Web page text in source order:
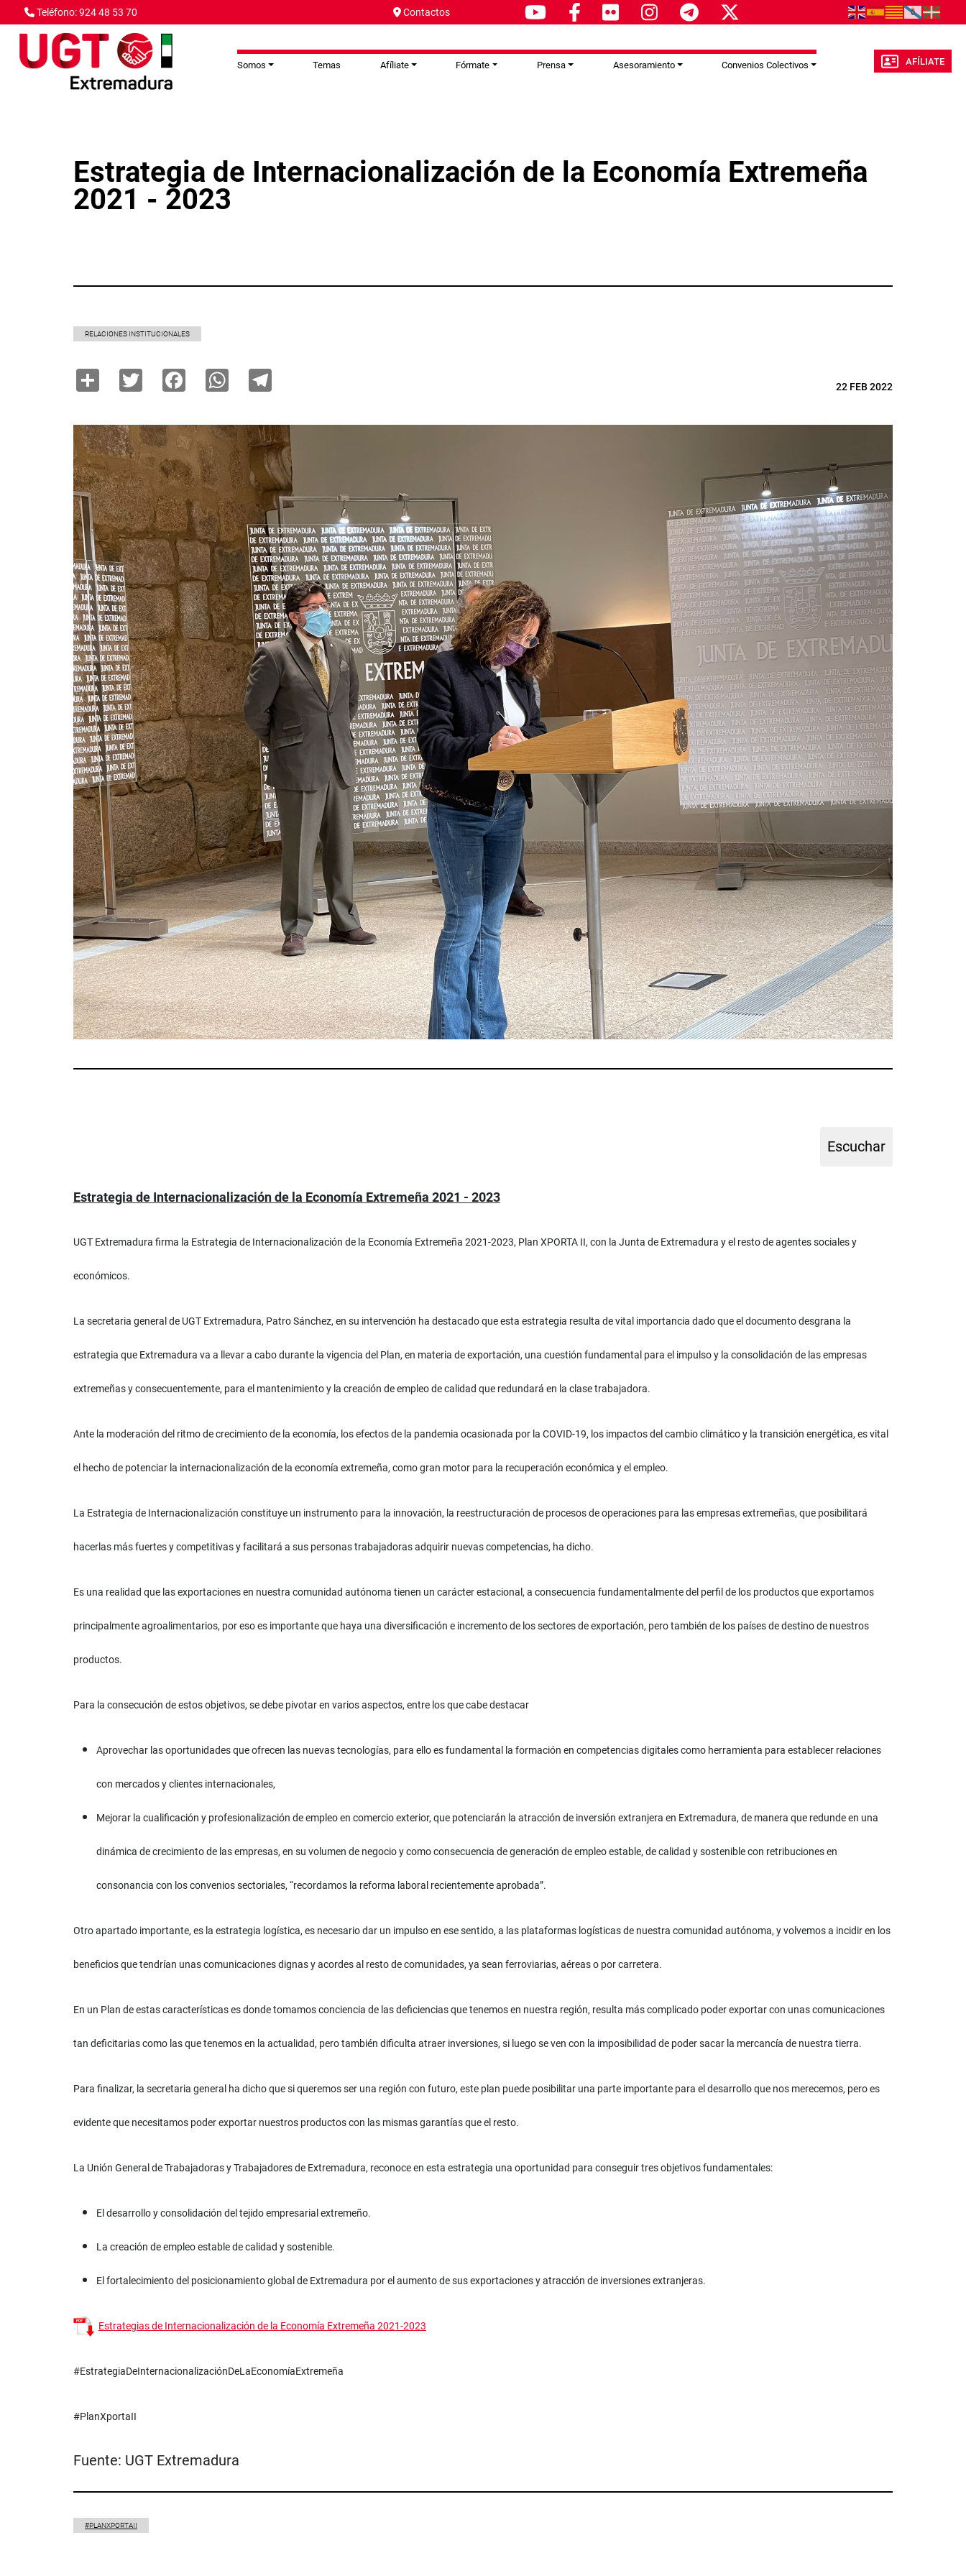
Pasar al contenido principal
Teléfono: 924 48 53 70 Contactos
Somos Temas Afíliate Fórmate Prensa Asesoramiento Convenios Colectivos AFÍLIATE
Estrategia de Internacionalización de la Economía Extremeña
2021 - 2023
RELACIONES INSTITUCIONALES
Share TwitterFacebookWhatsApp 22 FEB 2022
Estrategia de Internacionalización de la Economía Extremeña 2021 - 2023
UGT Extremadura firma la Estrategia de Internacionalización de la Economía Extremeña 2021-2023, Plan XPORTA II, con la Junta de Extremadura y el resto de agentes sociales y
económicos.
La secretaria general de UGT Extremadura, Patro Sánchez, en su intervención ha destacado que esta estrategia resulta de vital importancia dado que el documento desgrana la
estrategia que Extremadura va a llevar a cabo durante la vigencia del Plan, en materia de exportación, una cuestión fundamental para el impulso y la consolidación de las empresas
extremeñas y consecuentemente, para el mantenimiento y la creación de empleo de calidad que redundará en la clase trabajadora.
Ante la moderación del ritmo de crecimiento de la economía, los efectos de la pandemia ocasionada por la COVID-19, los impactos del cambio climático y la transición energética, es vital
el hecho de potenciar la internacionalización de la economía extremeña, como gran motor para la recuperación económica y el empleo.
La Estrategia de Internacionalización constituye un instrumento para la innovación, la reestructuración de procesos de operaciones para las empresas extremeñas, que posibilitará
hacerlas más fuertes y competitivas y facilitará a sus personas trabajadoras adquirir nuevas competencias, ha dicho.
Es una realidad que las exportaciones en nuestra comunidad autónoma tienen un carácter estacional, a consecuencia fundamentalmente del perfil de los productos que exportamos
principalmente agroalimentarios, por eso es importante que haya una diversificación e incremento de los sectores de exportación, pero también de los países de destino de nuestros
productos.
Para la consecución de estos objetivos, se debe pivotar en varios aspectos, entre los que cabe destacar
Aprovechar las oportunidades que ofrecen las nuevas tecnologías, para ello es fundamental la formación en competencias digitales como herramienta para establecer relaciones
con mercados y clientes internacionales,
Mejorar la cualificación y profesionalización de empleo en comercio exterior, que potenciarán la atracción de inversión extranjera en Extremadura, de manera que redunde en una
dinámica de crecimiento de las empresas, en su volumen de negocio y como consecuencia de generación de empleo estable, de calidad y sostenible con retribuciones en
consonancia con los convenios sectoriales, “recordamos la reforma laboral recientemente aprobada”.
Otro apartado importante, es la estrategia logística, es necesario dar un impulso en ese sentido, a las plataformas logísticas de nuestra comunidad autónoma, y volvemos a incidir en los
beneficios que tendrían unas comunicaciones dignas y acordes al resto de comunidades, ya sean ferroviarias, aéreas o por carretera.
En un Plan de estas características es donde tomamos conciencia de las deficiencias que tenemos en nuestra región, resulta más complicado poder exportar con unas comunicaciones
tan deficitarias como las que tenemos en la actualidad, pero también dificulta atraer inversiones, si luego se ven con la imposibilidad de poder sacar la mercancía de nuestra tierra.
Para finalizar, la secretaria general ha dicho que si queremos ser una región con futuro, este plan puede posibilitar una parte importante para el desarrollo que nos merecemos, pero es
evidente que necesitamos poder exportar nuestros productos con las mismas garantías que el resto.
La Unión General de Trabajadoras y Trabajadores de Extremadura, reconoce en esta estrategia una oportunidad para conseguir tres objetivos fundamentales:
El desarrollo y consolidación del tejido empresarial extremeño.
La creación de empleo estable de calidad y sostenible.
El fortalecimiento del posicionamiento global de Extremadura por el aumento de sus exportaciones y atracción de inversiones extranjeras.
Estrategias de Internacionalización de la Economía Extremeña 2021-2023
#EstrategiaDeInternacionalizaciónDeLaEconomíaExtremeña
#PlanXportaII
Fuente: UGT Extremadura
#PLANXPORTAII